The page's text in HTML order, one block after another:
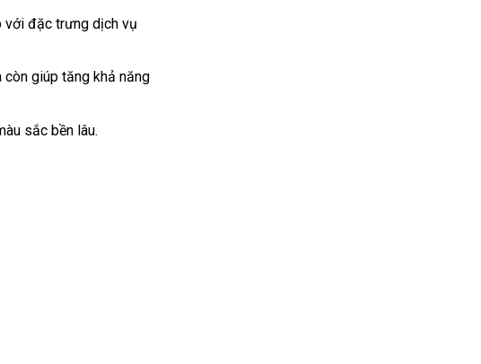
với đặc trưng dịch vụ
giúp tăng khả năng
sắc bền lâu.